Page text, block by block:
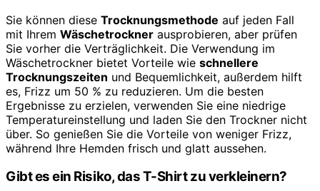
Sie können diese Trocknungsmethode auf jeden Fall
mit Ihrem Wäschetrockner ausprobieren, aber prüfen
Sie vorher die Verträglichkeit. Die Verwendung im
Wäschetrockner bietet Vorteile wie schnellere
Trocknungszeiten und Bequemlichkeit, außerdem hilft
es, Frizz um 50 % zu reduzieren. Um die besten
Ergebnisse zu erzielen, verwenden Sie eine niedrige
Temperatureinstellung und laden Sie den Trockner nicht
über. So genießen Sie die Vorteile von weniger Frizz,
während Ihre Hemden frisch und glatt aussehen.
Gibt es ein Risiko, das T-Shirt zu verkleinern?